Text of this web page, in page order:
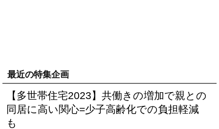
最近の特集企画
【多世帯住宅2023】共働きの増加で親との
同居に高い関心=少子高齢化での負担軽減
も